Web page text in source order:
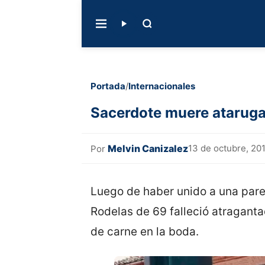
Portada/Internacionales
Sacerdote muere
Por Melvin Canizalez13 de octubre,
Luego de haber unido a una
Rodelas de 69 falleció
de carne en la boda.